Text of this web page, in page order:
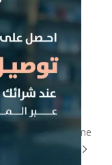
إضغط للتكبير
Home الألعاب